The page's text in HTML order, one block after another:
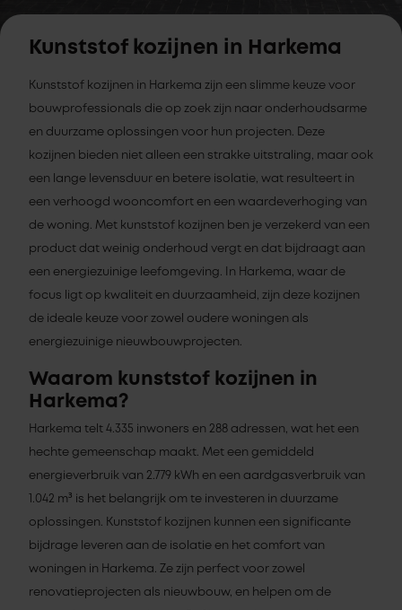
Kunststof kozijnen in Harkema
Kunststof kozijnen in Harkema zijn een slimme keuze voor
bouwprofessionals die op zoek zijn naar onderhoudsarme
en duurzame oplossingen voor hun projecten. Deze
kozijnen bieden niet alleen een strakke uitstraling, maar ook
een lange levensduur en betere isolatie, wat resulteert in
een verhoogd wooncomfort en een waardeverhoging van
de woning. Met kunststof kozijnen ben je verzekerd van een
product dat weinig onderhoud vergt en dat bijdraagt aan
een energiezuinige leefomgeving. In Harkema, waar de
focus ligt op kwaliteit en duurzaamheid, zijn deze kozijnen
de ideale keuze voor zowel oudere woningen als
energiezuinige nieuwbouwprojecten.
Waarom kunststof kozijnen in
Harkema?
Harkema telt 4.335 inwoners en 288 adressen, wat het een
hechte gemeenschap maakt. Met een gemiddeld
energieverbruik van 2.779 kWh en een aardgasverbruik van
1.042 m³ is het belangrijk om te investeren in duurzame
oplossingen. Kunststof kozijnen kunnen een significante
bijdrage leveren aan de isolatie en het comfort van
woningen in Harkema. Ze zijn perfect voor zowel
renovatieprojecten als nieuwbouw, en helpen om de